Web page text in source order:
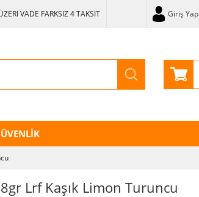
VADE FARKSIZ 4 TAKSİT Giriş Yap
Lrf Kaşık Limon Turuncu